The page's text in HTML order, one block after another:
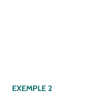
EXEMPLE 2